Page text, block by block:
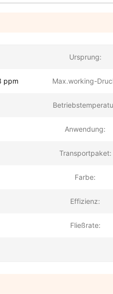
Ursprung:
ppm Max.working-
Anwendung:
Transportpaket:
Farbe:
Effizienz:
Fließrate: